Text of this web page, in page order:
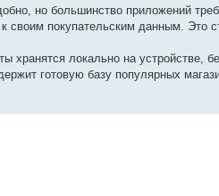
но большинство приложений
своим покупательским данным. Это
хранятся локально на устройстве,
готовую базу популярных